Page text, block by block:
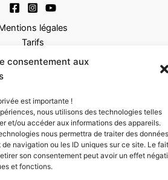
consentement aux
est importante !
nous utilisons des technologies telles
et/ou accéder aux informations des appareils.
nous permettra de traiter des données
navigation ou les ID uniques sur ce site. Le fait
son consentement peut avoir un effet
et fonctions.
légales
Tarifs
FAQ
Dermo Esthétique du Hameau | Tous
Jean-Pierre Poisson
Show Off